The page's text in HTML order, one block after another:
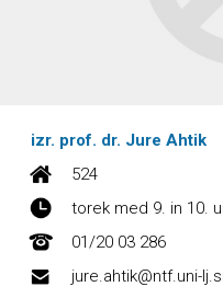
izr. prof. dr. Jure Ahtik
524
torek med 9. in 10.
01/20 03 286
jure.ahtik@ntf.uni-